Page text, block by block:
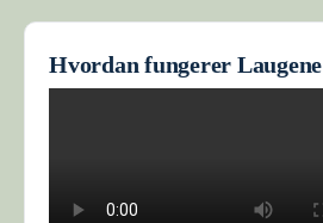
Hvordan fungerer Laugene